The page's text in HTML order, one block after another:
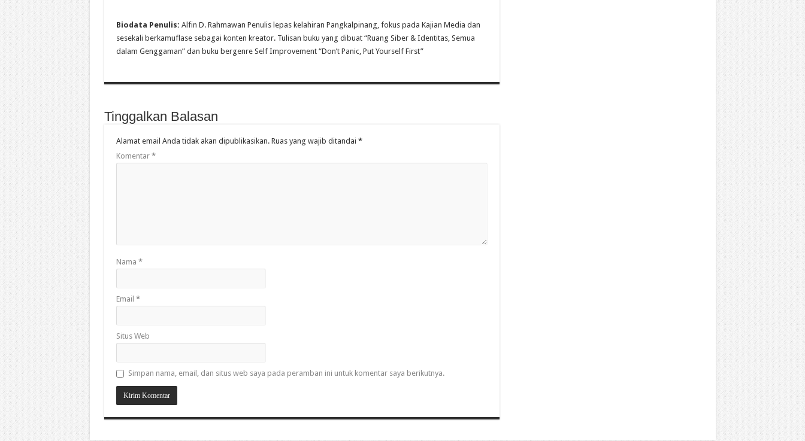
Biodata Penulis: Alfin D. Rahmawan Penulis lepas kelahiran Pangkalpinang, fokus pada Kajian Media dan
sesekali berkamuflase sebagai konten kreator. Tulisan buku yang dibuat “Ruang Siber & Identitas, Semua
dalam Genggaman” dan buku bergenre Self Improvement “Don’t Panic, Put Yourself First”
Tinggalkan Balasan
Alamat email Anda tidak akan dipublikasikan. Ruas yang wajib ditandai *
Komentar *
Nama *
Email *
Situs Web
Simpan nama, email, dan situs web saya pada peramban ini untuk komentar saya berikutnya.